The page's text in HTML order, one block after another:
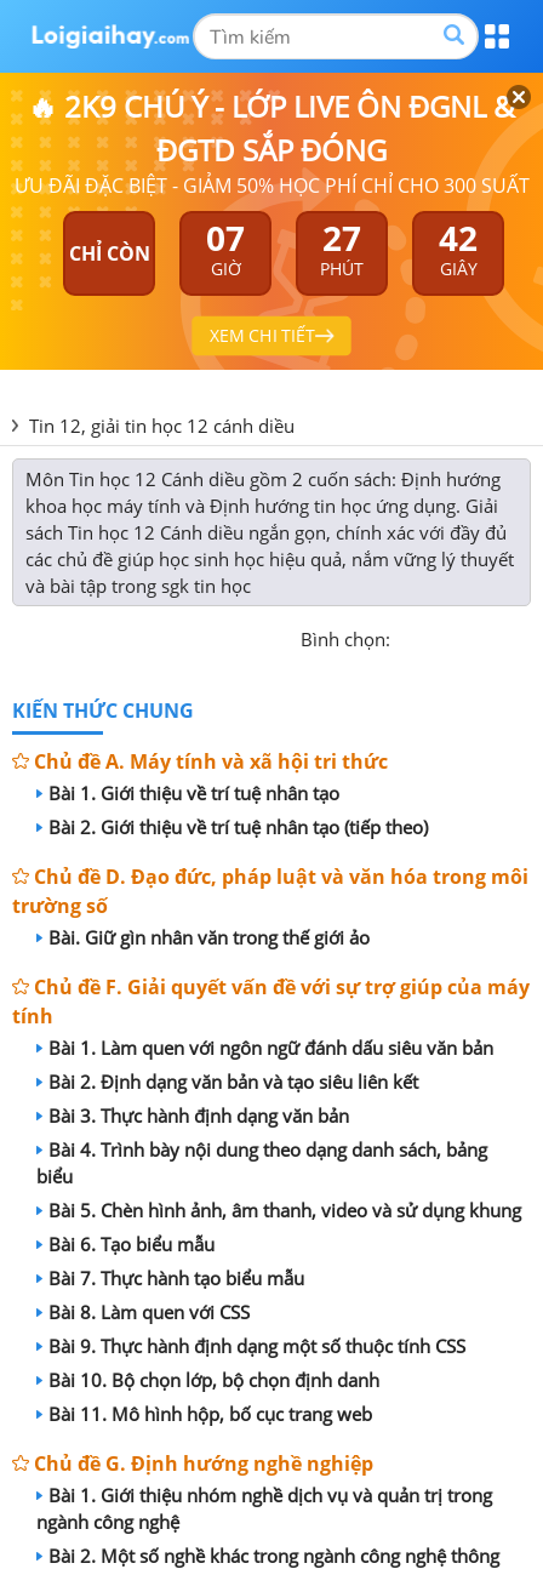
🔥 2K9 CHÚ Ý - LỚP LIVE ÔN ĐGNL &
ĐGTD SẮP ĐÓNG
ƯU ĐÃI ĐẶC BIỆT - GIẢM 50% HỌC PHÍ CHỈ CHO 300 SUẤT
CHỈ CÒN 07
GIỜ
27
PHÚT
41
GIÂY
XEM CHI TIẾT
Tin 12, giải tin học 12 cánh diều
Môn Tin học 12 Cánh diều gồm 2 cuốn sách: Định hướng
khoa học máy tính và Định hướng tin học ứng dụng. Giải
sách Tin học 12 Cánh diều ngắn gọn, chính xác với đầy đủ
các chủ đề giúp học sinh học hiệu quả, nắm vững lý thuyết
và bài tập trong sgk tin học
Bình chọn:
KIẾN THỨC CHUNG
Chủ đề A. Máy tính và xã hội tri thức
Bài 1. Giới thiệu về trí tuệ nhân tạo
Bài 2. Giới thiệu về trí tuệ nhân tạo (tiếp theo)
Chủ đề D. Đạo đức, pháp luật và văn hóa trong môi
trường số
Bài. Giữ gìn nhân văn trong thế giới ảo
Chủ đề F. Giải quyết vấn đề với sự trợ giúp của máy
tính
Bài 1. Làm quen với ngôn ngữ đánh dấu siêu văn bản
Bài 2. Định dạng văn bản và tạo siêu liên kết
Bài 3. Thực hành định dạng văn bản
Bài 4. Trình bày nội dung theo dạng danh sách, bảng
biểu
Bài 5. Chèn hình ảnh, âm thanh, video và sử dụng khung
Bài 6. Tạo biểu mẫu
Bài 7. Thực hành tạo biểu mẫu
Bài 8. Làm quen với CSS
Bài 9. Thực hành định dạng một số thuộc tính CSS
Bài 10. Bộ chọn lớp, bộ chọn định danh
Bài 11. Mô hình hộp, bố cục trang web
Chủ đề G. Định hướng nghề nghiệp
Bài 1. Giới thiệu nhóm nghề dịch vụ và quản trị trong
ngành công nghệ
Bài 2. Một số nghề khác trong ngành công nghệ thông